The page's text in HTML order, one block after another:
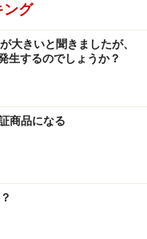
ング
大きいと聞きましたが、
生するのでしょうか？
商品になる